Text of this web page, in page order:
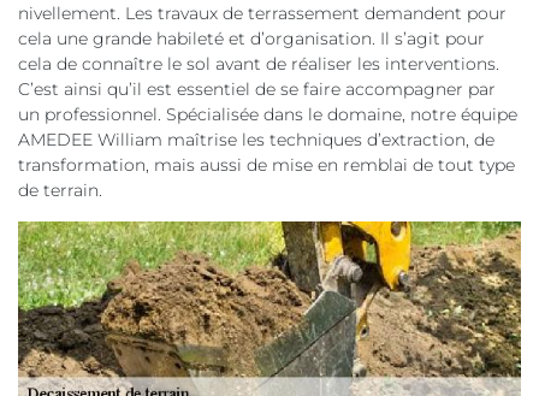
nivellement. Les travaux de terrassement demandent pour
cela une grande habileté et d’organisation. Il s’agit pour
cela de connaître le sol avant de réaliser les interventions.
C’est ainsi qu’il est essentiel de se faire accompagner par
un professionnel. Spécialisée dans le domaine, notre équipe
AMEDEE William maîtrise les techniques d’extraction, de
transformation, mais aussi de mise en remblai de tout type
de terrain.